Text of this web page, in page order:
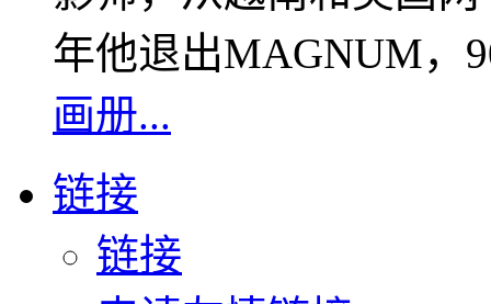
年他退出MAGNUM，
画册...
链接
链接